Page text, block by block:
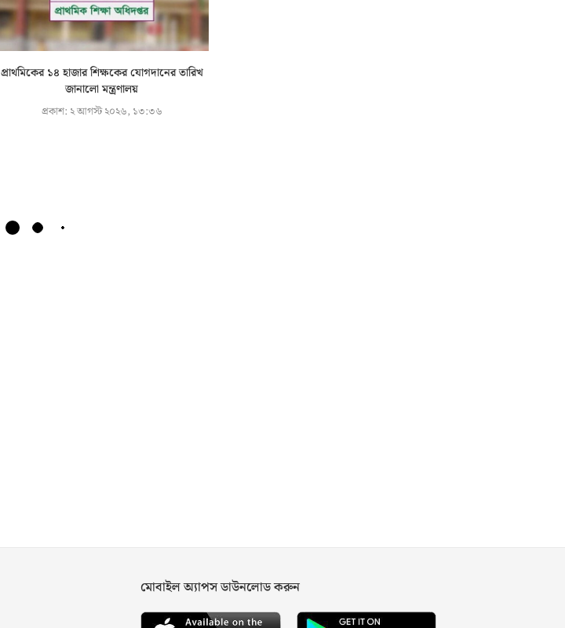
প্রাথমিকের ১৪ হাজার শিক্ষকের যোগদানের তারিখ
জানালো মন্ত্রণালয়
প্রকাশ: ২ আগস্ট ২০২৬, ১৩:৩৬
মোবাইল অ্যাপস ডাউনলোড করুন